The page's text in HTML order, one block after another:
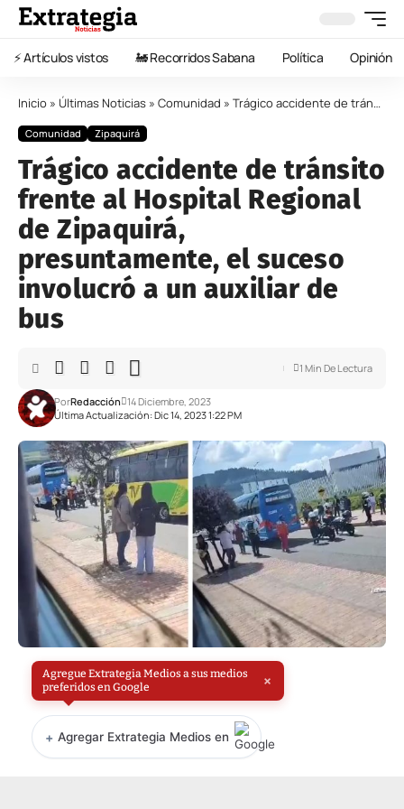
⚡️ Artículos vistos 🚂 Recorridos Sabana Política Opinión
Inicio » Últimas Noticias » Comunidad » Trágico accidente de tránsito frente al Hospital Regional de Zipaquirá, presuntamente, el suceso involucró a un auxiliar de bus
Comunidad Zipaquirá
Trágico accidente de tránsito
frente al Hospital Regional
de Zipaquirá,
presuntamente, el suceso
involucró a un auxiliar de
bus
Última Actualización: Dic 14, 2023 1:22 PM
PorRedacción 14 Diciembre, 2023
1 Min De Lectura
Agregue Extrategia Medios a sus medios
preferidos en Google
×
+ Agregar Extrategia Medios en